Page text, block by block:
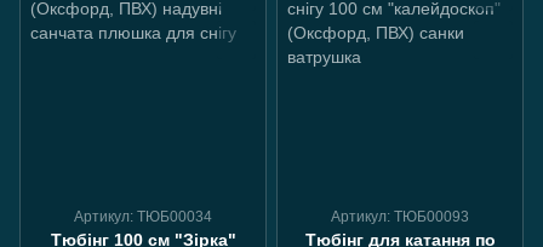
Артикул: ТЮБ00034
Тюбінг 100 см "Зірка"
Артикул: ТЮБ00093
Тюбінг для катання по